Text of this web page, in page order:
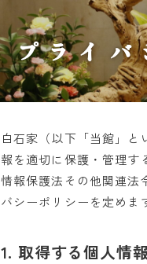
プライ
白石家（以下「当館」
報を適切に保護・管理す
情報保護法その他関連法
バシーポリシーを定めま
1. 取得する個人情